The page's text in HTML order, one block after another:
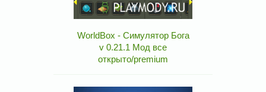
WorldBox - Симулятор Бога
v 0.21.1 Мод все
открыто/premium